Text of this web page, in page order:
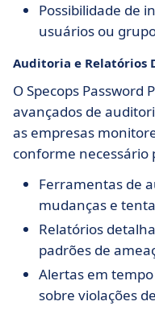
Possibilidade de
usuários ou
Auditoria e Relatórios
O Specops Password
avançados de
as empresas
conforme
Ferramentas de
mudanças e
Relatórios
padrões de
Alertas em
sobre violações